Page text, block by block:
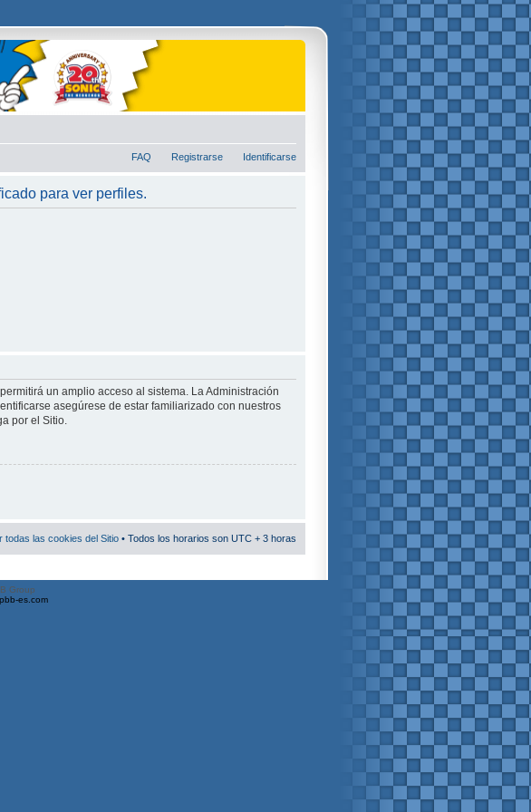
FAQ Registrarse Identificarse
para ver perfiles.
un amplio acceso al sistema. La Administración
asegúrese de estar familiarizado con nuestros
por el Sitio.
todas las cookies del Sitio • Todos los horarios son UTC + 3 horas
Group
es.com